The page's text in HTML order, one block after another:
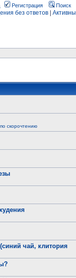
Регистрация Поиск
без ответов
скорочтению
чай, клитория